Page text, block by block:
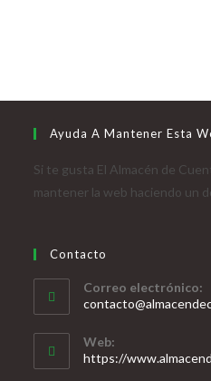
Ayuda A Mantener Esta
Si te gusta El Almacén de
mantener la web haciendo un
Contacto
Correo electrónico:
Web:
https://